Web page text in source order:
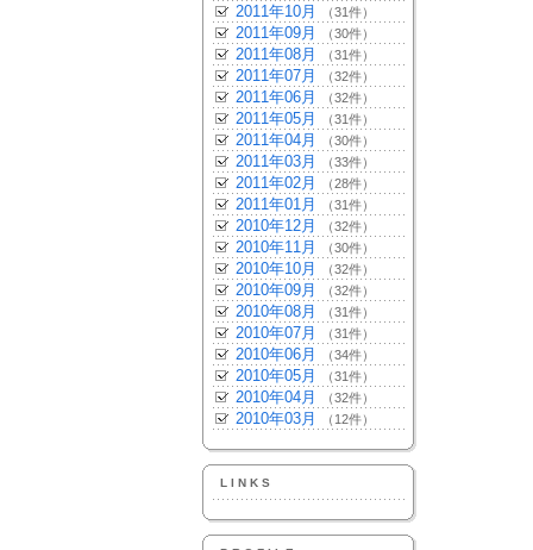
2011年10月 （31件）
2011年09月 （30件）
2011年08月 （31件）
2011年07月 （32件）
2011年06月 （32件）
2011年05月 （31件）
2011年04月 （30件）
2011年03月 （33件）
2011年02月 （28件）
2011年01月 （31件）
2010年12月 （32件）
2010年11月 （30件）
2010年10月 （32件）
2010年09月 （32件）
2010年08月 （31件）
2010年07月 （31件）
2010年06月 （34件）
2010年05月 （31件）
2010年04月 （32件）
2010年03月 （12件）
LINKS